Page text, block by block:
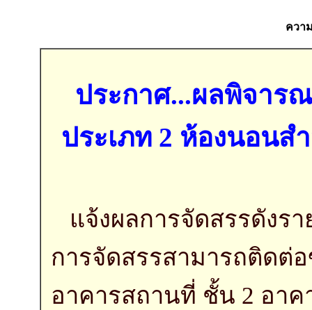
ควา
ประกาศ...ผลพิจาร
ประเภท 2 ห้องนอน
แจ้งผลการจัดสรรดังร
การจัดสรรสามารถติดต่
อาคารสถานที่ ชั้น 2 อาค